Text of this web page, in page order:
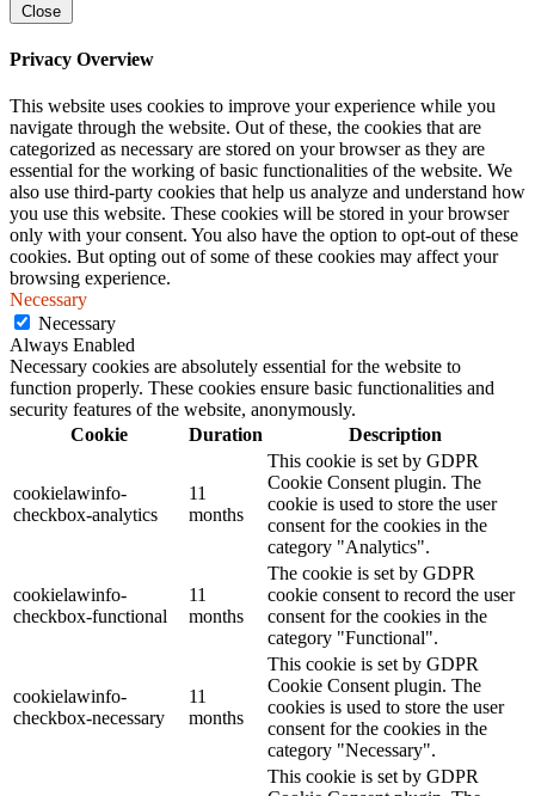
Close
Privacy Overview
This website uses cookies to improve your experience while you
navigate through the website. Out of these, the cookies that are
categorized as necessary are stored on your browser as they are
essential for the working of basic functionalities of the website. We
also use third-party cookies that help us analyze and understand how
you use this website. These cookies will be stored in your browser
only with your consent. You also have the option to opt-out of these
cookies. But opting out of some of these cookies may affect your
browsing experience.
Necessary
Necessary
Always Enabled
Necessary cookies are absolutely essential for the website to
function properly. These cookies ensure basic functionalities and
security features of the website, anonymously.
Cookie
Duration Description
cookielawinfo-
checkbox-analytics
11
months
This cookie is set by GDPR
Cookie Consent plugin. The
cookie is used to store the user
consent for the cookies in the
category "Analytics".
cookielawinfo-
checkbox-functional
11
months
The cookie is set by GDPR
cookie consent to record the user
consent for the cookies in the
category "Functional".
cookielawinfo-
checkbox-necessary
11
months
This cookie is set by GDPR
Cookie Consent plugin. The
cookies is used to store the user
consent for the cookies in the
category "Necessary".
This cookie is set by GDPR